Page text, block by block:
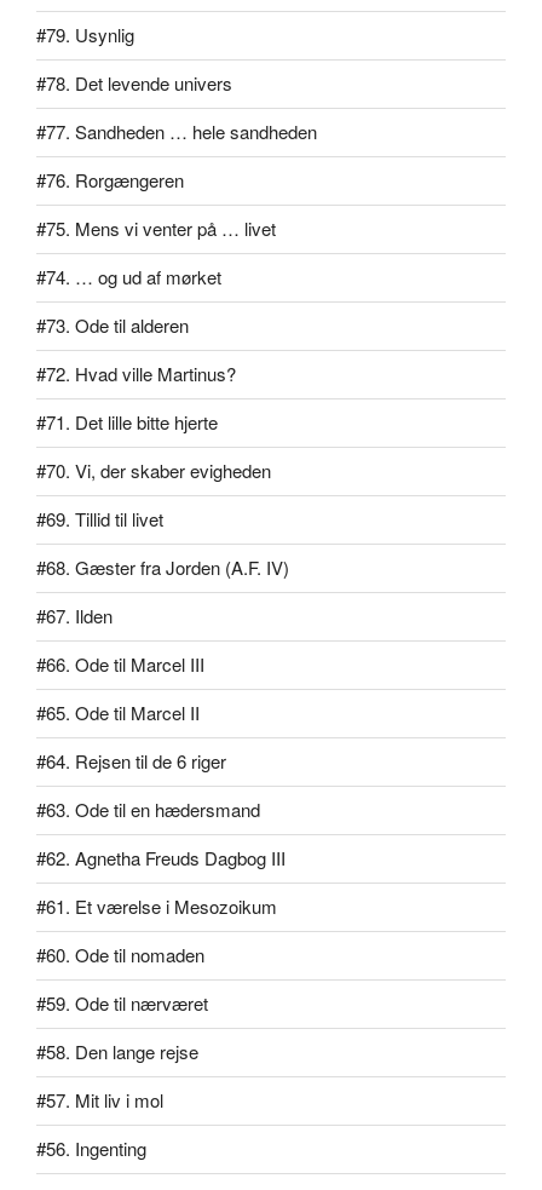
#79. Usynlig
#78. Det levende univers
#77. Sandheden … hele sandheden
#76. Rorgængeren
#75. Mens vi venter på … livet
#74. … og ud af mørket
#73. Ode til alderen
#72. Hvad ville Martinus?
#71. Det lille bitte hjerte
#70. Vi, der skaber evigheden
#69. Tillid til livet
#68. Gæster fra Jorden (A.F. IV)
#67. Ilden
#66. Ode til Marcel III
#65. Ode til Marcel II
#64. Rejsen til de 6 riger
#63. Ode til en hædersmand
#62. Agnetha Freuds Dagbog III
#61. Et værelse i Mesozoikum
#60. Ode til nomaden
#59. Ode til nærværet
#58. Den lange rejse
#57. Mit liv i mol
#56. Ingenting